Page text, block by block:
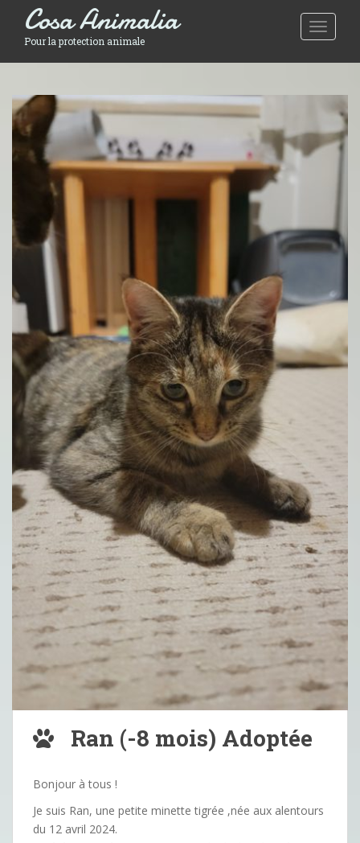
Toggle
Cosa Animalia
Pour la protection animale
Ran (-8 mois) Adoptée
Bonjour à tous !
Je suis Ran, une petite minette tigrée ,née aux alentours
du 12 avril 2024.